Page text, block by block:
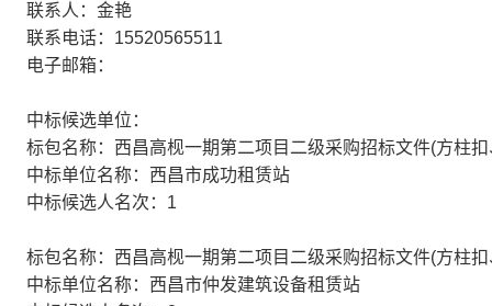
联系人：金艳
联系电话：15520565511
电子邮箱：
中标候选单位：
标包名称：西昌高枧一期第二项目二级采购招标文件(方柱
中标单位名称：西昌市成功租赁站
中标候选人名次：1
标包名称：西昌高枧一期第二项目二级采购招标文件(方柱
中标单位名称：西昌市仲发建筑设备租赁站